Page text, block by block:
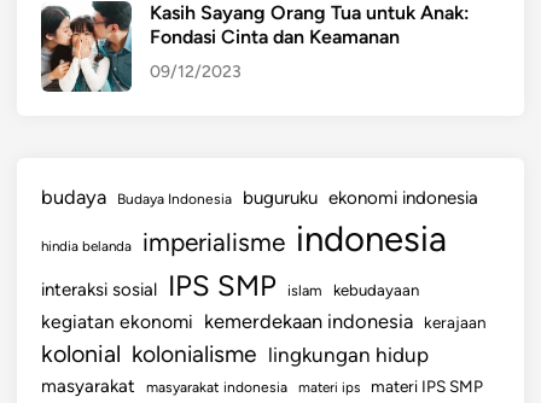
Kasih Sayang Orang Tua untuk Anak:
Fondasi Cinta dan Keamanan
09/12/2023
budaya Budaya Indonesia buguruku ekonomi indonesia
hindia belanda imperialisme indonesia
interaksi sosial IPS SMP islam kebudayaan
kegiatan ekonomi kemerdekaan indonesia kerajaan
kolonial kolonialisme lingkungan hidup
masyarakat masyarakat indonesia materi ips materi IPS SMP